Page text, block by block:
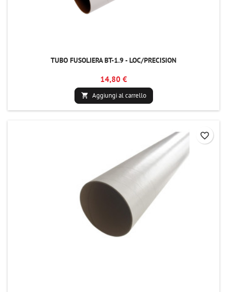
TUBO FUSOLIERA BT-1.9 - LOC/PRECISION
14,80 €
 Aggiungi al carrello
favorite_border